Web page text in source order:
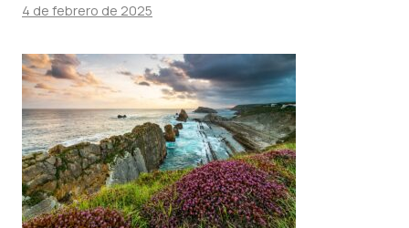
4 de febrero de 2025